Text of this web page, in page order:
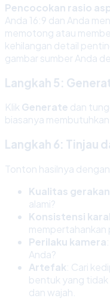
Pencocokan rasio
Anda 16:9 dan Anda
memotong atau
kehilangan detail
gambar sumber Anda
Langkah 5:
KlikGenerate dan
biasanya
Langkah 6: Tinjau
Tonton hasilnya
Kualitas gerakan
alami?
Konsistensi
mempertahankan
Perilaku kamera
Anda?
Artefak: Cari
bentuk yang
dan wajah.